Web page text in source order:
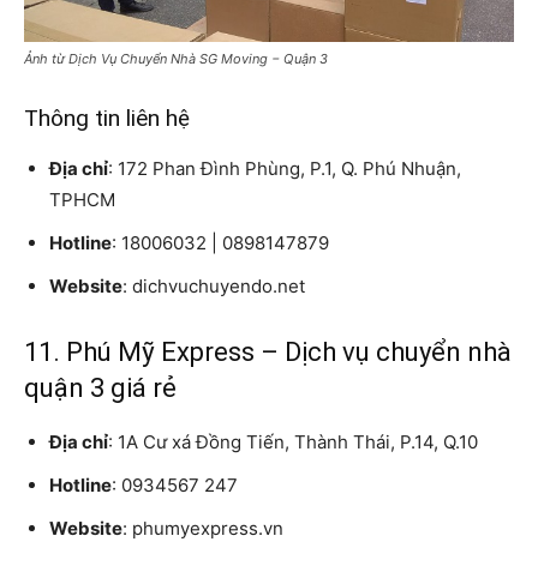
Ảnh từ Dịch Vụ Chuyển Nhà SG Moving − Quận 3
Thông tin liên hệ
Địa chỉ: 172 Phan Đình Phùng, P.1, Q. Phú Nhuận,
TPHCM
Hotline: 18006032 | 0898147879
Website: dichvuchuyendo.net
11. Phú Mỹ Express – Dịch vụ chuyển nhà
quận 3 giá rẻ
Địa chỉ: 1A Cư xá Đồng Tiến, Thành Thái, P.14, Q.10
Hotline: 0934567 247
Website: phumyexpress.vn